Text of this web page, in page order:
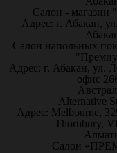
Салон - магазин
Адрес: г. Абакан,
Салон напольных
Адрес: г. Абакан, ул.
офис
Alternative
Адрес: Melbourne,
Thornbury,
Салон